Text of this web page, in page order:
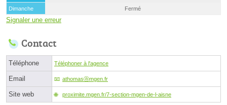
Dimanche
Fermé
Signaler une erreur
Contact
Téléphone Téléphoner à l'agence
Email athomasⓐmgen.fr
Site web proximite.mgen.fr/7-section-mgen-de-l-aisne